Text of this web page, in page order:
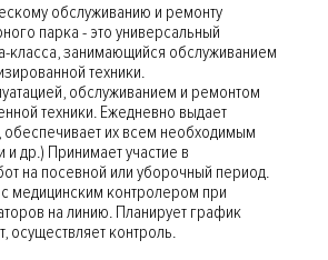
обслуживанию и ремонту
парка - это универсальный
класса, занимающийся обслуживанием
техники.
обслуживанием и ремонтом
техники. Ежедневно выдает
обеспечивает их всем необходимым
и др.) Принимает участие в
на посевной или уборочный период.
медицинским контролером при
на линию. Планирует график
осуществляет контроль.